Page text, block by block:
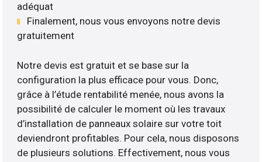
adéquat
Finalement, nous vous envoyons notre devis
gratuitement
Notre devis est gratuit et se base sur la
configuration la plus efficace pour vous. Donc,
grâce à l’étude rentabilité menée, nous avons la
possibilité de calculer le moment où les travaux
d’installation de panneaux solaire sur votre toit
deviendront profitables. Pour cela, nous disposons
de plusieurs solutions. Effectivement, nous vous